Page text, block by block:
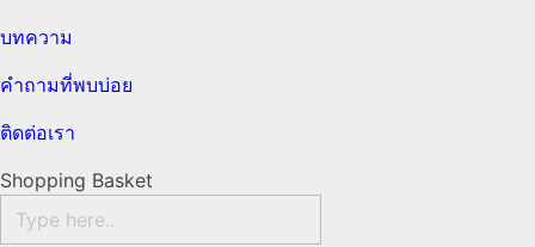
บทความ
คำถามที่พบบ่อย
ติดต่อเรา
Shopping Basket